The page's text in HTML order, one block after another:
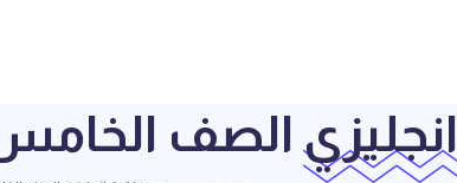
الصف الخامس